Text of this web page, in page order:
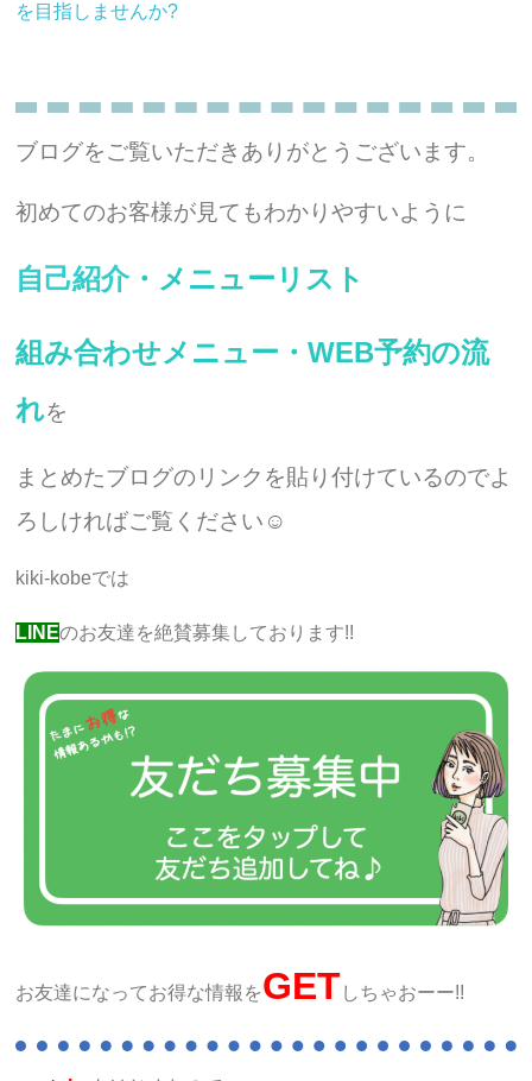
を目指しませんか?
ブログをご覧いただきありがとうございます。
初めてのお客様が見てもわかりやすいように
自己紹介・ メニューリスト
組み合わせメニュー ・WEB予約の流
れを
まとめたブログのリンクを貼り付けているのでよ
ろしければご覧ください☺︎
kiki-kobeでは
LINEのお友達を絶賛募集しております!!
お友達になってお得な情報をGETしちゃおーー!!